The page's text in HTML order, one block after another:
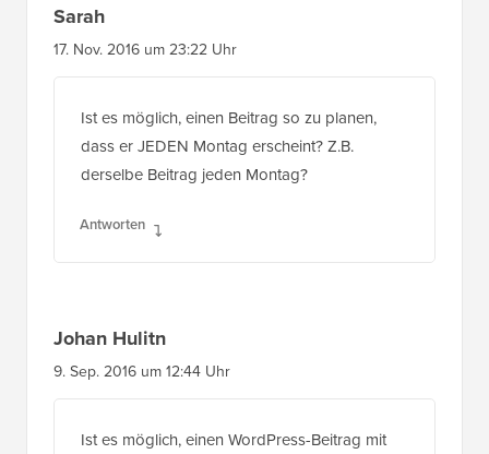
Sarah
17. Nov. 2016 um 23:22 Uhr
Ist es möglich, einen Beitrag so zu planen,
dass er JEDEN Montag erscheint? Z.B.
derselbe Beitrag jeden Montag?
Antworten
Johan Hulitn
9. Sep. 2016 um 12:44 Uhr
Ist es möglich, einen WordPress-Beitrag mit